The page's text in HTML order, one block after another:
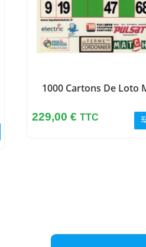
1000 Cartons De Loto
Prix
229,00 € TTC